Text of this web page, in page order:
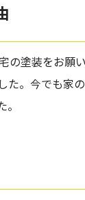
の塗装をお願
た。今でも家